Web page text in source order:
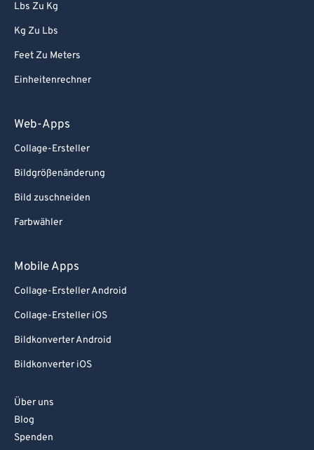
Lbs Zu Kg
Kg Zu Lbs
Feet Zu Meters
Einheitenrechner
Web-Apps
Collage-Ersteller
Bildgrößenänderung
Bild zuschneiden
Farbwähler
Mobile Apps
Collage-Ersteller Android
Collage-Ersteller iOS
Bildkonverter Android
Bildkonverter iOS
Über uns
Blog
Spenden